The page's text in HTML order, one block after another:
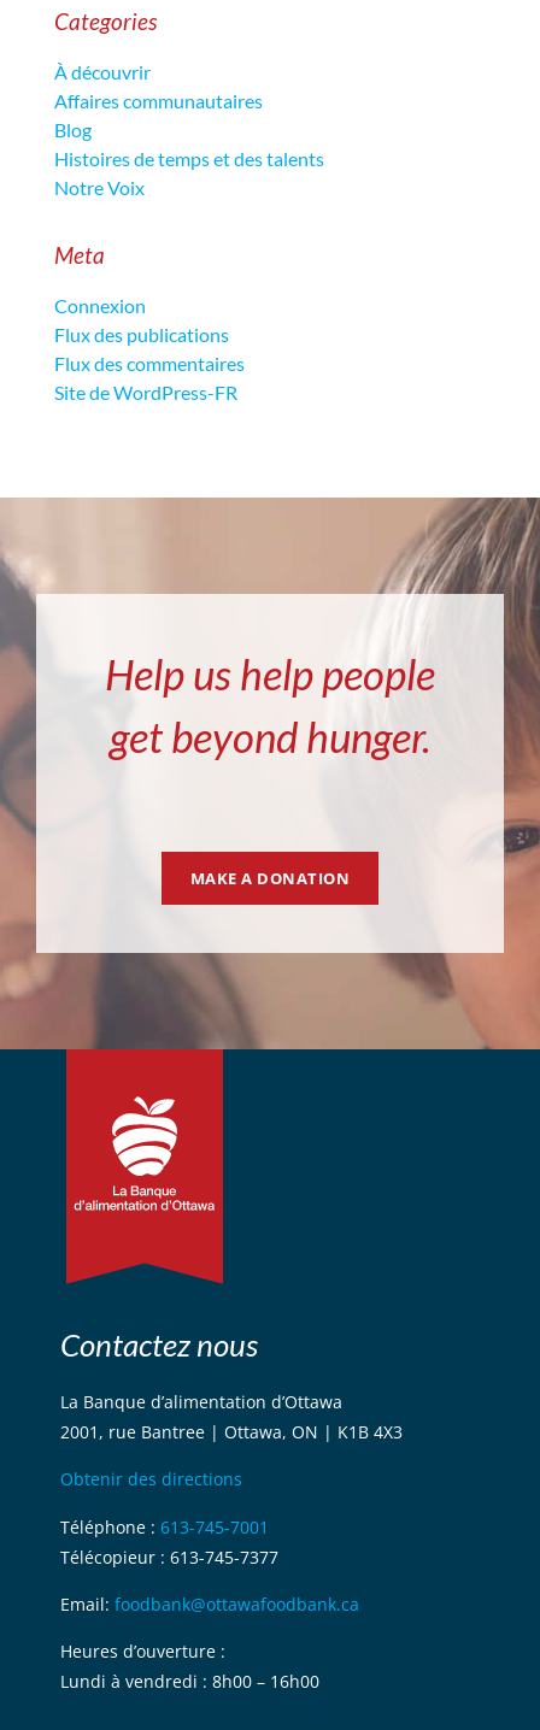
Categories
À découvrir
Affaires communautaires
Blog
Histoires de temps et des talents
Notre Voix
Meta
Connexion
Flux des publications
Flux des commentaires
Site de WordPress-FR
Help us help people
get beyond hunger.
MAKE A DONATION
Contactez nous
La Banque d’alimentation d’Ottawa
2001, rue Bantree | Ottawa, ON | K1B 4X3
Obtenir des directions
Téléphone : 613-745-7001
Télécopieur : 613-745-7377
Email: foodbank@ottawafoodbank.ca
Heures d’ouverture :
Lundi à vendredi : 8h00 – 16h00